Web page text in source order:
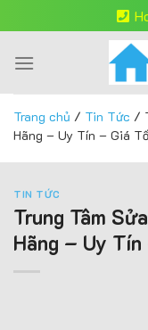
to
content
Trang chủ / Tin Tức /
Hãng – Uy Tín – Giá
TIN TỨC
Trung Tâm
Hãng – Uy